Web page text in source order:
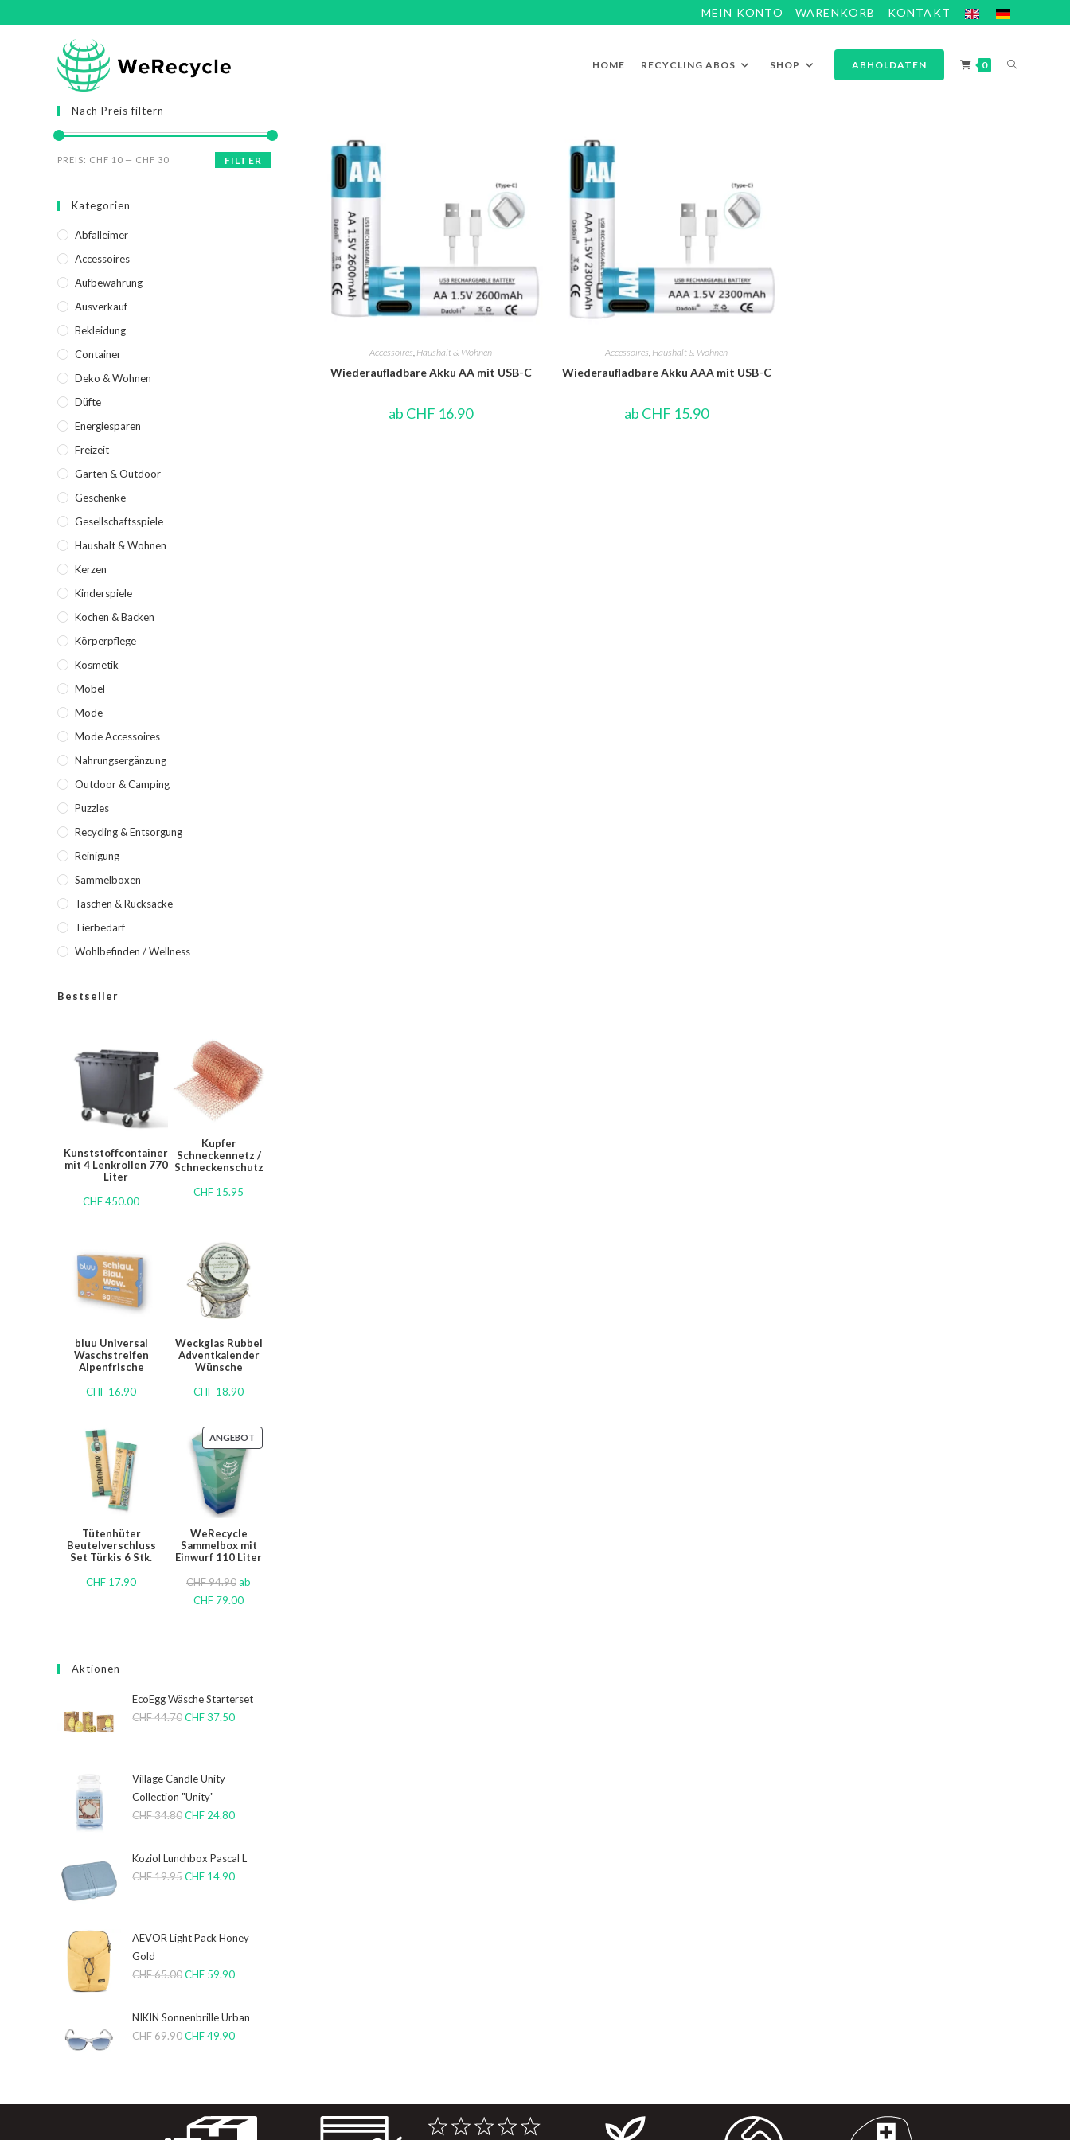
MEIN KONTO WARENKORB KONTAKT
HOME RECYCLING ABOS SHOP ABHOLDATEN 0
Accessoires Haushalt & Wohnen
Wiederaufladbare Akku AA mit USB-C
ab CHF 16.90
Accessoires Haushalt & Wohnen
Wiederaufladbare Akku AAA mit USB-C
ab CHF 15.90
Nach Preis filtern
FILTER
PREIS: CHF 10 — CHF 30
Kategorien
Abfalleimer
Accessoires
Aufbewahrung
Ausverkauf
Bekleidung
Container
Deko & Wohnen
Düfte
Energiesparen
Freizeit
Garten & Outdoor
Geschenke
Gesellschaftsspiele
Haushalt & Wohnen
Kerzen
Kinderspiele
Kochen & Backen
Körperpflege
Kosmetik
Möbel
Mode
Mode Accessoires
Nahrungsergänzung
Outdoor & Camping
Puzzles
Recycling & Entsorgung
Reinigung
Sammelboxen
Taschen & Rucksäcke
Tierbedarf
Wohlbefinden / Wellness
Bestseller
Kunststoffcontainer
mit 4 Lenkrollen 770
Liter
CHF450.00
Kupfer
Schneckennetz /
Schneckenschutz
CHF 15.95
bluu Universal
Waschstreifen
Alpenfrische
CHF 16.90
Weckglas Rubbel
Adventkalender
Wünsche
CHF 18.90
Tütenhüter
Beutelverschluss
Set Türkis 6 Stk.
CHF 17.90
ANGEBOT
WeRecycle
Sammelbox mit
Einwurf 110 Liter
CHF94.90ab
CHF 79.00
Aktionen
EcoEgg Wäsche Starterset
CHF44.70CHF37.50
Village Candle Unity
Collection "Unity"
CHF34.80CHF 24.80
Koziol Lunchbox Pascal L
CHF19.95CHF 14.90
AEVOR Light Pack Honey
Gold
CHF65.00CHF 59.90
NIKIN Sonnenbrille Urban
CHF69.90CHF49.90